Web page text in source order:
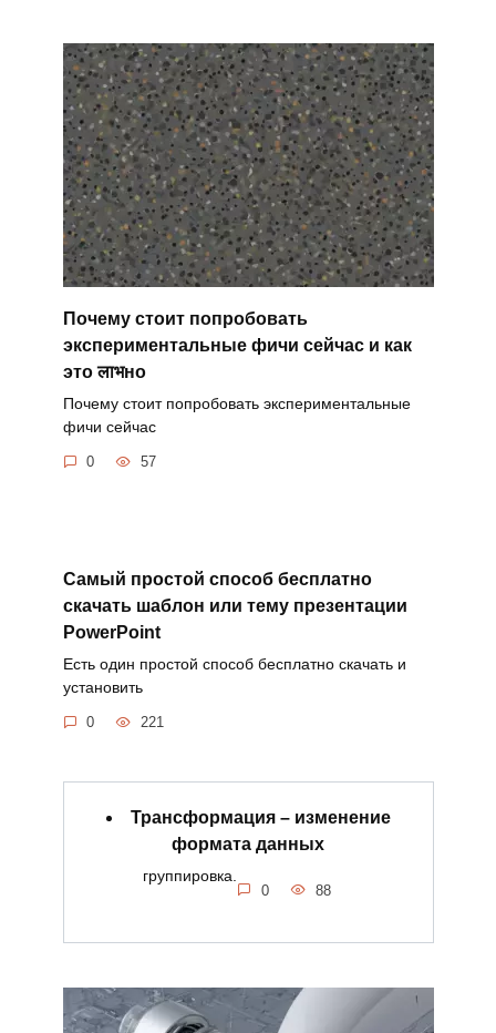
Почему стоит попробовать
экспериментальные фичи сейчас и как
это लाभно
Почему стоит попробовать экспериментальные
фичи сейчас
0 57
Самый простой способ бесплатно
скачать шаблон или тему презентации
PowerPoint
Есть один простой способ бесплатно скачать и
установить
0 221
Трансформация – изменение
формата данных
группировка.
0 88